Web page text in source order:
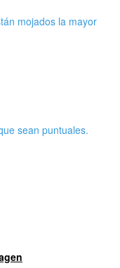
mojados la mayor
sean puntuales.